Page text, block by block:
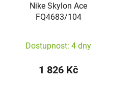
Nike Skylon Ace
FQ4683/104
Dostupnost: 4 dny
1 826 Kč